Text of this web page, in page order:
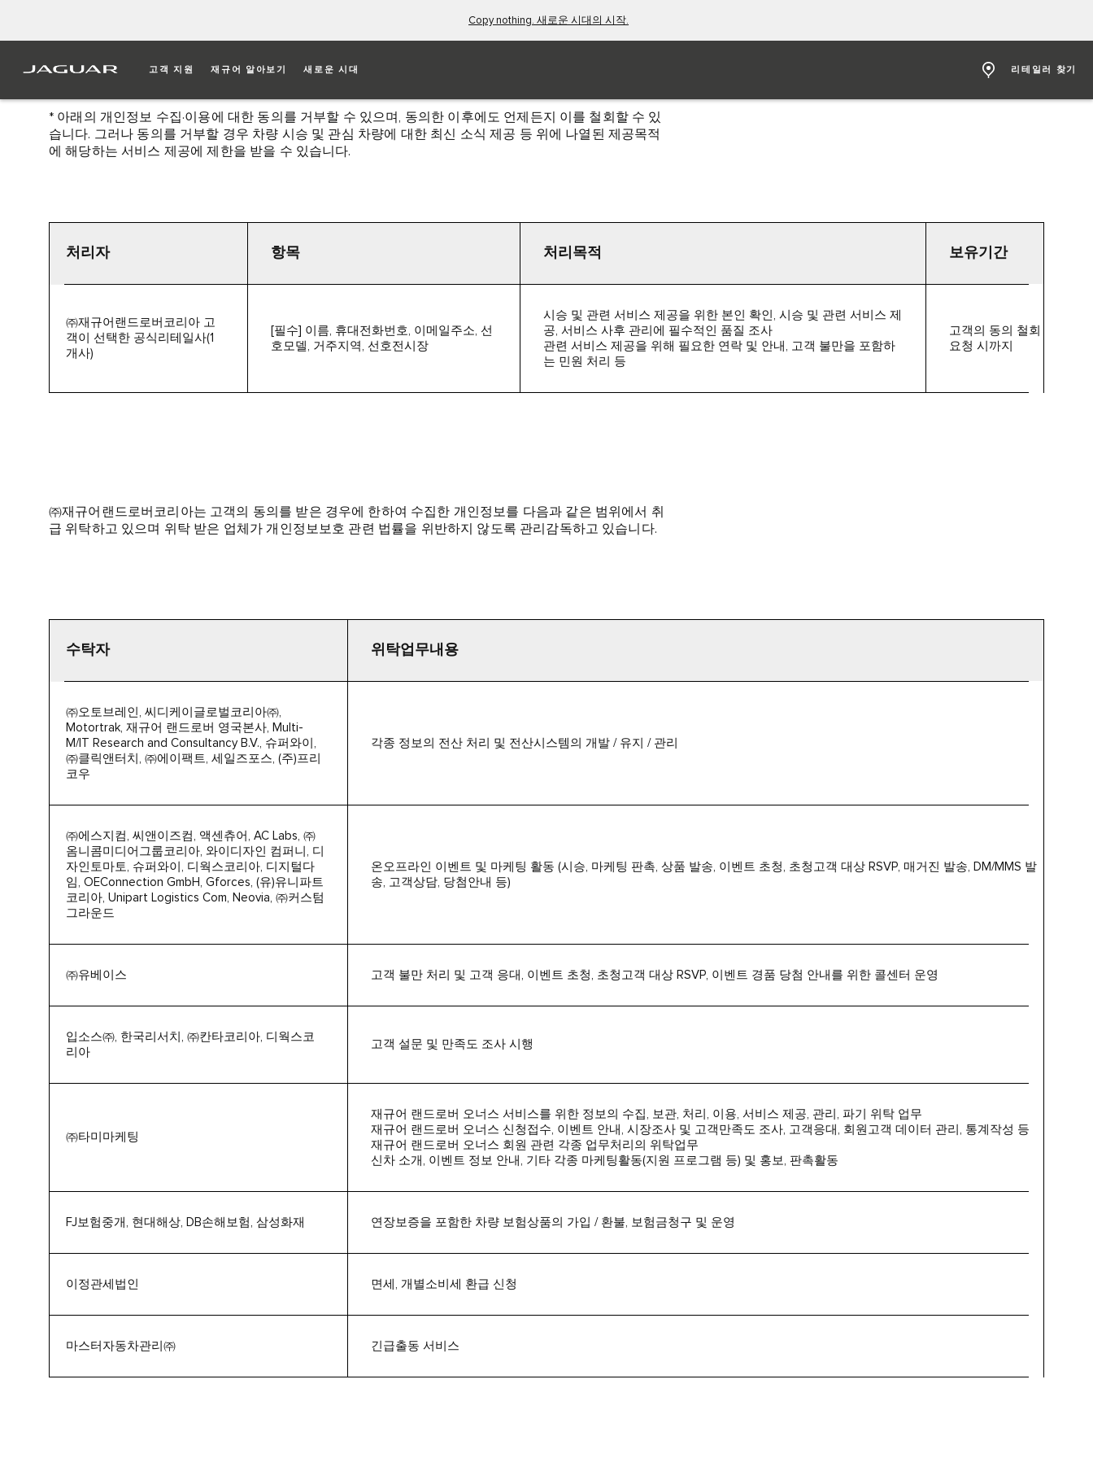
Copy nothing. 새로운 시대의 시작.
고객 지원 재규어 알아보기 새로운 시대 리테일러 찾기
개인정보 수집·이용 동의[필수]
* 아래의 개인정보 수집·이용에 대한 동의를 거부할 수 있으며, 동의한 이후에도 언제든지 이를 철회할 수 있
습니다. 그러나 동의를 거부할 경우 차량 시승 및 관심 차량에 대한 최신 소식 제공 등 위에 나열된 제공목적
에 해당하는 서비스 제공에 제한을 받을 수 있습니다.
처리자 항목 처리목적 보유기간
㈜재규어랜드로버코리아 고
객이 선택한 공식리테일사(1
개사)
[필수] 이름, 휴대전화번호, 이메일주소, 선
호모델, 거주지역, 선호전시장
시승 및 관련 서비스 제공을 위한 본인 확인, 시승 및 관련 서비스 제
공, 서비스 사후 관리에 필수적인 품질 조사
관련 서비스 제공을 위해 필요한 연락 및 안내, 고객 불만을 포함하
는 민원 처리 등
고객의 동의 철회
요청 시까지
㈜재규어랜드로버코리아는 고객의 동의를 받은 경우에 한하여 수집한 개인정보를 다음과 같은 범위에서 취
급 위탁하고 있으며 위탁 받은 업체가 개인정보보호 관련 법률을 위반하지 않도록 관리감독하고 있습니다.
수탁자 위탁업무내용
㈜오토브레인, 씨디케이글로벌코리아㈜,
Motortrak, 재규어 랜드로버 영국본사, Multi-
M/IT Research and Consultancy B.V., 슈퍼와이,
㈜클릭앤터치, ㈜에이팩트, 세일즈포스, (주)프리
코우
각종 정보의 전산 처리 및 전산시스템의 개발 / 유지 / 관리
㈜에스지컴, 씨앤이즈컴, 액센츄어, AC Labs, ㈜
옴니콤미디어그룹코리아, 와이디자인 컴퍼니, 디
자인토마토, 슈퍼와이, 디웍스코리아, 디지털다
임, OEConnection GmbH, Gforces, (유)유니파트
코리아, Unipart Logistics Com, Neovia, ㈜커스텀
그라운드
온오프라인 이벤트 및 마케팅 활동 (시승, 마케팅 판촉, 상품 발송, 이벤트 초청, 초청고객 대상 RSVP, 매거진 발송, DM/MMS 발
송, 고객상담, 당첨안내 등)
㈜유베이스 고객 불만 처리 및 고객 응대, 이벤트 초청, 초청고객 대상 RSVP, 이벤트 경품 당첨 안내를 위한 콜센터 운영
입소스㈜, 한국리서치, ㈜칸타코리아, 디웍스코
리아
고객 설문 및 만족도 조사 시행
㈜타미마케팅
재규어 랜드로버 오너스 서비스를 위한 정보의 수집, 보관, 처리, 이용, 서비스 제공, 관리, 파기 위탁 업무
재규어 랜드로버 오너스 신청접수, 이벤트 안내, 시장조사 및 고객만족도 조사, 고객응대, 회원고객 데이터 관리, 통계작성 등
재규어 랜드로버 오너스 회원 관련 각종 업무처리의 위탁업무
신차 소개, 이벤트 정보 안내, 기타 각종 마케팅활동(지원 프로그램 등) 및 홍보, 판촉활동
FJ보험중개, 현대해상, DB손해보험, 삼성화재 연장보증을 포함한 차량 보험상품의 가입 / 환불, 보험금청구 및 운영
이정관세법인 면세, 개별소비세 환급 신청
마스터자동차관리㈜ 긴급출동 서비스